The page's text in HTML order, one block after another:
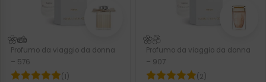
Profumo da viaggio da donna
– 576
(1)
Profumo da viaggio da donna
– 907
(2)